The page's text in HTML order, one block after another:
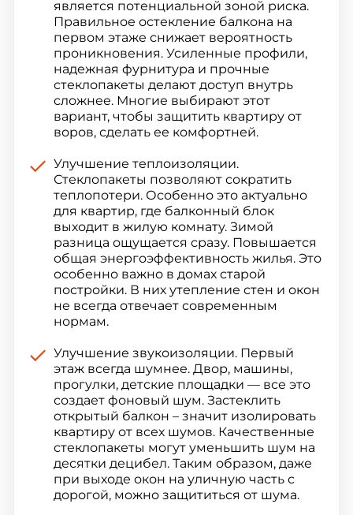
является потенциальной зоной риска.
Правильное остекление балкона на
первом этаже снижает вероятность
проникновения. Усиленные профили,
надежная фурнитура и прочные
стеклопакеты делают доступ внутрь
сложнее. Многие выбирают этот
вариант, чтобы защитить квартиру от
воров, сделать ее комфортней.
Улучшение теплоизоляции.
Стеклопакеты позволяют сократить
теплопотери. Особенно это актуально
для квартир, где балконный блок
выходит в жилую комнату. Зимой
разница ощущается сразу. Повышается
общая энергоэффективность жилья. Это
особенно важно в домах старой
постройки. В них утепление стен и окон
не всегда отвечает современным
нормам.
Улучшение звукоизоляции. Первый
этаж всегда шумнее. Двор, машины,
прогулки, детские площадки — все это
создает фоновый шум. Застеклить
открытый балкон – значит изолировать
квартиру от всех шумов. Качественные
стеклопакеты могут уменьшить шум на
десятки децибел. Таким образом, даже
при выходе окон на уличную часть с
дорогой, можно защититься от шума.